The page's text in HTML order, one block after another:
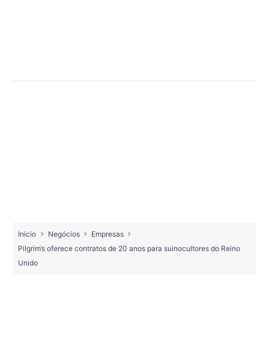
Início Negócios
Empresas
Pilgrim’s oferece contratos de 20 anos para suinocultores do Reino
Unido